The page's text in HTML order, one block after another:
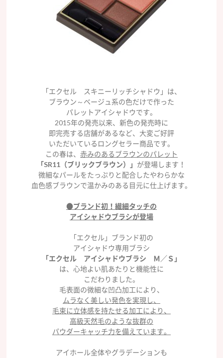
「エクセル スキニーリッチシャドウ」は、
ブラウン～ベージュ系の色だけで作った
パレットアイシャドウです。
2015年の発売以来、新色の発売時に
即完売する店舗があるなど、大変ご好評
いただいているロングセラー商品です。
この春は、 赤みのあるブラウンのパレット
「SR11（ブリックブラウン）」 が登場します！
微細なパールをたっぷりと配合したやわらかな
血色感ブラウンで温かみのある目元に仕上げます。
●ブランド初！繊細タッチの
アイシャドウブラシが登場
「エクセル」ブランド初の
アイシャドウ専用ブラシ
「エクセル アイシャドウブラシ Ｍ／Ｓ」
は、心地よい肌あたりと機能性に
こだわりました。
毛表面の微細な凹凸加工により、
ムラなく美しい発色を実現し、
毛束に立体感を持たせる加工により、
高級天然毛のような抜群の
パウダーキャッチ力を備えています。
アイホール全体やグラデーションも